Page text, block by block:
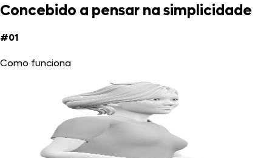
Concebido a pensar na simplicidade
#01
Como funciona